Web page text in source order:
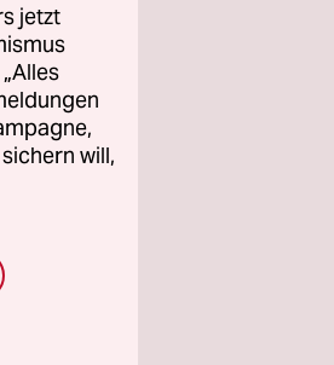
jetzt
will,